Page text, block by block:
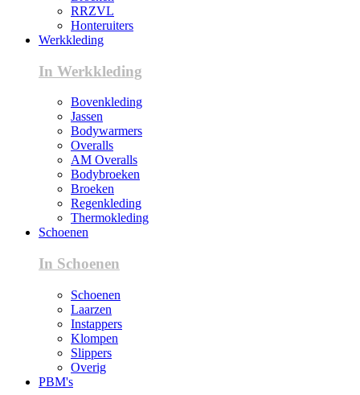
RRZVL
Honteruiters
Werkkleding
In Werkkleding
Bovenkleding
Jassen
Bodywarmers
Overalls
AM Overalls
Bodybroeken
Broeken
Regenkleding
Thermokleding
Schoenen
In Schoenen
Schoenen
Laarzen
Instappers
Klompen
Slippers
Overig
PBM's